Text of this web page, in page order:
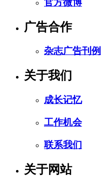
广告合作
杂志广告刊例
关于我们
成长记忆
工作机会
联系我们
关于网站